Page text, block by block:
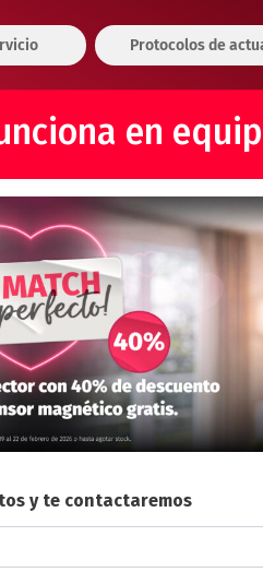
Protocolos de
en
y te contactaremos